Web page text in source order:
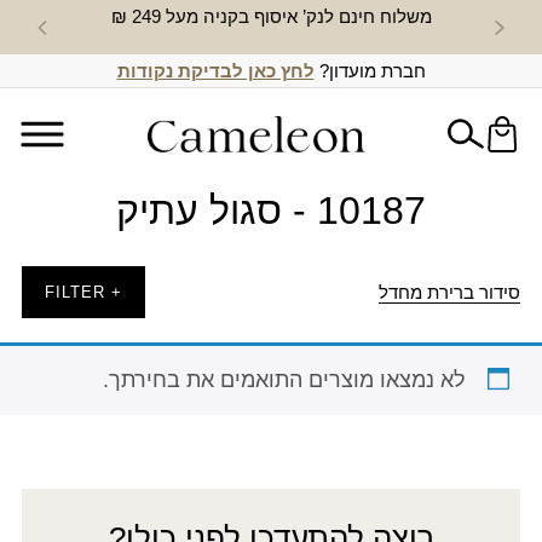
משלוח חינם לנק’ איסוף בקניה מעל 249 ₪ חדש
חברת מועדון? לחץ כאן לבדיקת נקודות
10187 - סגול עתיק
סידור ברירת מחדל + FILTER
לא נמצאו מוצרים התואמים את בחירתך.